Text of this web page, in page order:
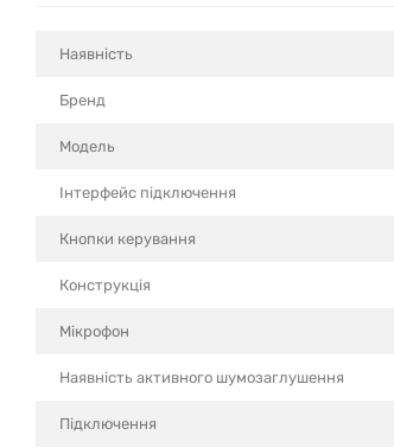
Наявність
Бренд
Модель
Інтерфейс підключення
Кнопки керування
Конструкція
Мікрофон
Наявність активного шумозаглушення
Підключення